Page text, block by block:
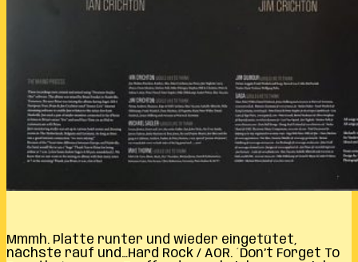
Mmmh. Platte runter und wieder eingetütet,
nächste rauf und…Hard Rock / AOR. ´Don’t Forget To